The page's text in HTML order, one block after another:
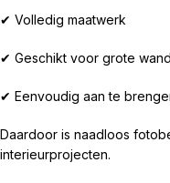
✔ Volledig maatwerk
✔ Geschikt voor grote
✔ Eenvoudig aan te
Daardoor is naadloos
interieurprojecten.